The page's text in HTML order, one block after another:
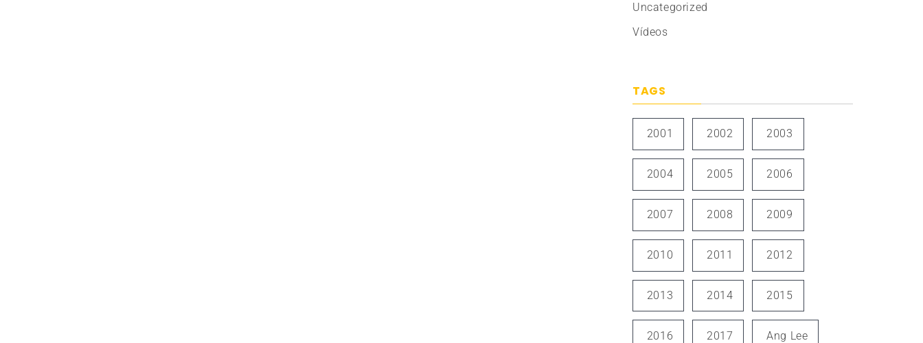
Uncategorized
Vídeos
TAGS
2001 2002 2003
2004 2005 2006
2007 2008 2009
2010 2011 2012
2013 2014 2015
2016 2017 Ang Lee